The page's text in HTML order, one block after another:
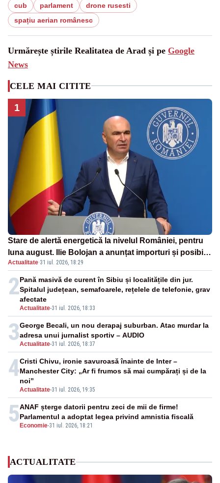
cub parlament
drone rusesti
spațiu aerian românesc
Urmărește știrile Realitatea de Arad și pe Google
News
CELE MAI CITITE
1
Stare de alertă energetică la nivelul României, pentru
luna august. Ilie Bolojan a anunțat importuri și posibile
restricții – VIDEO
Actualitate·31 iul. 2026, 18:29
2
Actualitate-31 iul. 2026, 18:33
Pană masivă de curent în Sibiu și localitățile din jur.
Spitalul județean, semafoarele, rețelele de telefonie, grav
afectate
3Actualitate-31 iul. 2026, 18:37
George Becali, un nou derapaj suburban. Atac murdar la
adresa unui jurnalist sportiv – AUDIO
4
Actualitate-31 iul. 2026, 19:35
Cristi Chivu, ironie savuroasă înainte de Inter –
Manchester City: „Ar fi frumos să mai cumpărați și de la
noi”
5 Economie-31 iul. 2026, 18:21
ANAF șterge datorii pentru zeci de mii de firme!
Parlamentul a adoptat legea privind amnistia fiscală
ACTUALITATE